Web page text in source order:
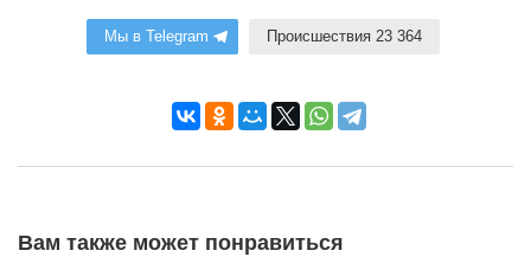
Мы в Telegram Происшествия 23 364
Вам также может понравиться